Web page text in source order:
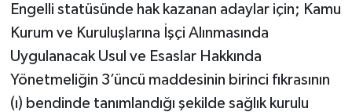
Engelli statüsünde hak kazanan adaylar için; Kamu
Kurum ve Kuruluşlarına İşçi Alınmasında
Uygulanacak Usul ve Esaslar Hakkında
Yönetmeliğin 3’üncü maddesinin birinci fıkrasının
(ı) bendinde tanımlandığı şekilde sağlık kurulu